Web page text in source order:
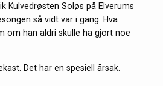
Kulvedrøsten Soløs på Elverums
så vidt var i gang. Hva
om han aldri skulle ha gjort noe
Det har en spesiell årsak.